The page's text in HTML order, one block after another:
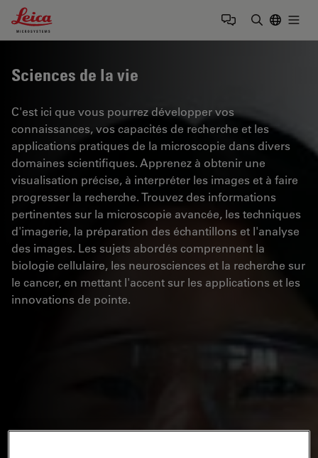
Leica Microsystems Logo
Sciences de la vie
C'est ici que vous pourrez développer vos
connaissances, vos capacités de recherche et les
applications pratiques de la microscopie dans divers
domaines scientifiques. Apprenez à obtenir une
visualisation précise, à interpréter les images et à faire
progresser la recherche. Trouvez des informations
pertinentes sur la microscopie avancée, les techniques
d'imagerie, la préparation des échantillons et l'analyse
des images. Les sujets abordés comprennent la
biologie cellulaire, les neurosciences et la recherche sur
le cancer, en mettant l'accent sur les applications et les
innovations de pointe.